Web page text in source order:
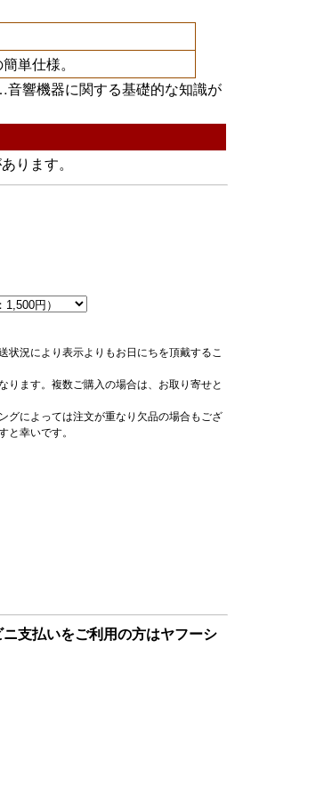
単仕様。
響機器に関する基礎的な知識が
ります。
状況により表示よりもお日にちを頂戴するこ
ります。複数ご購入の場合は、お取り寄せと
グによっては注文が重なり欠品の場合もござ
幸いです。
支払いをご利用の方はヤフーシ